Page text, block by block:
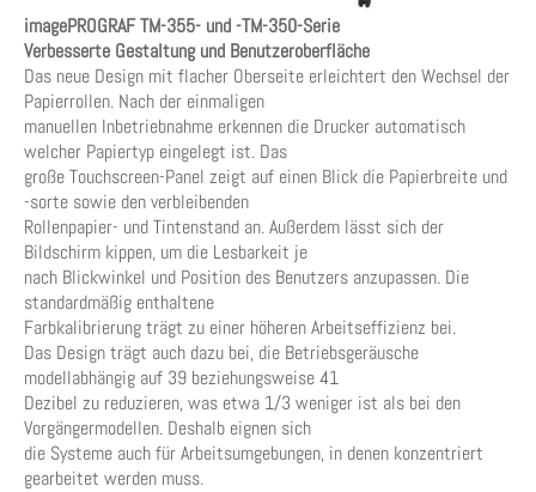
imagePROGRAF TM-355- und -TM-350-Serie
Verbesserte Gestaltung und Benutzeroberfläche
Das neue Design mit flacher Oberseite erleichtert den Wechsel der
Papierrollen. Nach der einmaligen
manuellen Inbetriebnahme erkennen die Drucker automatisch
welcher Papiertyp eingelegt ist. Das
große Touchscreen-Panel zeigt auf einen Blick die Papierbreite und
-sorte sowie den verbleibenden
Rollenpapier- und Tintenstand an. Außerdem lässt sich der
Bildschirm kippen, um die Lesbarkeit je
nach Blickwinkel und Position des Benutzers anzupassen. Die
standardmäßig enthaltene
Farbkalibrierung trägt zu einer höheren Arbeitseffizienz bei.
Das Design trägt auch dazu bei, die Betriebsgeräusche
modellabhängig auf 39 beziehungsweise 41
Dezibel zu reduzieren, was etwa 1/3 weniger ist als bei den
Vorgängermodellen. Deshalb eignen sich
die Systeme auch für Arbeitsumgebungen, in denen konzentriert
gearbeitet werden muss.